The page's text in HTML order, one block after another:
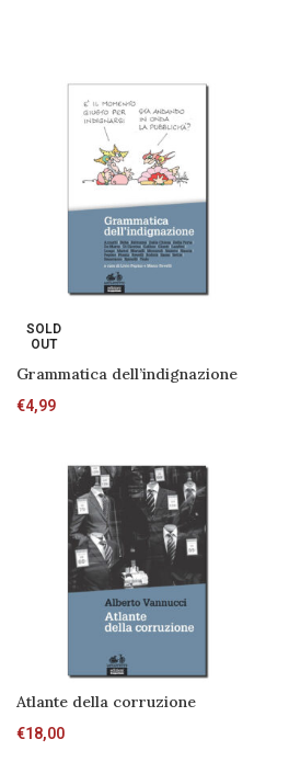
SOLD
OUT
Grammatica dell’indignazione
€4,99
Atlante della corruzione
€18,00